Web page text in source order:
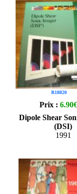
R18820
Prix : 6.90€
Dipole Shear
(DSI)
1991